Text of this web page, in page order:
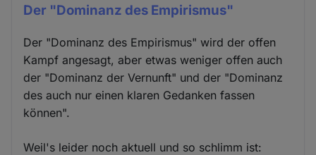
Der "Dominanz des Empirismus"
Der "Dominanz des Empirismus" wird der offen
Kampf angesagt, aber etwas weniger offen auch
der "Dominanz der Vernunft" und der "Dominanz
des auch nur einen klaren Gedanken fassen
können".
Weil's leider noch aktuell und so schlimm ist: